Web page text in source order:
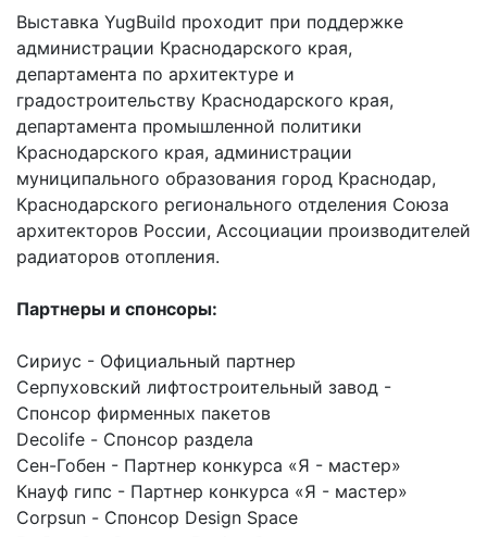
Выставка YugBuild проходит при поддержке
администрации Краснодарского края,
департамента по архитектуре и
градостроительству Краснодарского края,
департамента промышленной политики
Краснодарского края, администрации
муниципального образования город Краснодар,
Краснодарского регионального отделения Союза
архитекторов России, Ассоциации производителей
радиаторов отопления.
Партнеры и спонсоры:
Сириус - Официальный партнер
Серпуховский лифтостроительный завод -
Спонсор фирменных пакетов
Decolife - Спонсор раздела
Сен-Гобен - Партнер конкурса «Я - мастер»
Кнауф гипс - Партнер конкурса «Я - мастер»
Corpsun - Спонсор Design Space